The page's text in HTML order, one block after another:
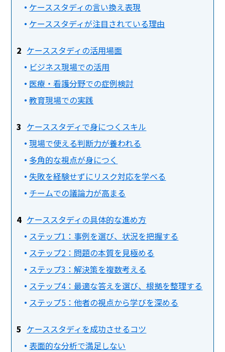
ケーススタディの言い換え表現
ケーススタディが注目されている理由
ケーススタディの活用場面
ビジネス現場での活用
医療・看護分野での症例検討
教育現場での実践
ケーススタディで身につくスキル
現場で使える判断力が養われる
多角的な視点が身につく
失敗を経験せずにリスク対応を学べる
チームでの議論力が高まる
ケーススタディの具体的な進め方
ステップ1：事例を選び、状況を把握する
ステップ2：問題の本質を見極める
ステップ3：解決策を複数考える
ステップ4：最適な答えを選び、根拠を整理する
ステップ5：他者の視点から学びを深める
ケーススタディを成功させるコツ
表面的な分析で満足しない